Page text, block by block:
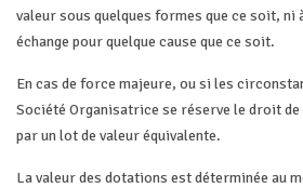
valeur sous quelques formes que ce soit, ni
échange pour quelque cause que ce soit.
En cas de force majeure, ou si les
Société Organisatrice se réserve le droit
par un lot de valeur équivalente.
La valeur des dotations est déterminée au